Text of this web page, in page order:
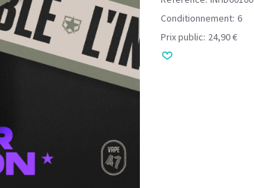
Conditionnement: 6
Prix public: 24,90 €